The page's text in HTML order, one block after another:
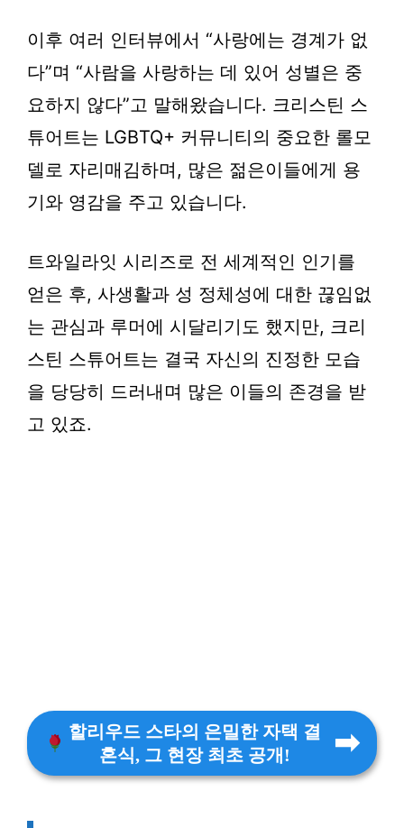
이후 여러 인터뷰에서 “사랑에는 경계가 없
다”며 “사람을 사랑하는 데 있어 성별은 중
요하지 않다”고 말해왔습니다. 크리스틴 스
튜어트는 LGBTQ+ 커뮤니티의 중요한 롤모
델로 자리매김하며, 많은 젊은이들에게 용
기와 영감을 주고 있습니다.
트와일라잇 시리즈로 전 세계적인 인기를
얻은 후, 사생활과 성 정체성에 대한 끊임없
는 관심과 루머에 시달리기도 했지만, 크리
스틴 스튜어트는 결국 자신의 진정한 모습
을 당당히 드러내며 많은 이들의 존경을 받
고 있죠.
할리우드 스타의 은밀한 자택 결
혼식, 그 현장 최초 공개!